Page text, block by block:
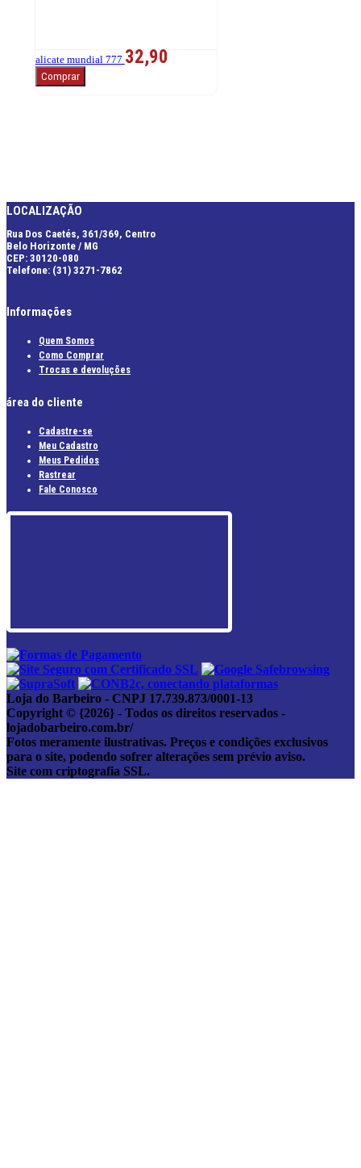
alicate mundial 777 32,90
Comprar
LOCALIZAÇÃO
Rua Dos Caetés, 361/369, Centro
Belo Horizonte / MG
CEP: 30120-080
Telefone: (31) 3271-7862
Informações
Quem Somos
Como Comprar
Trocas e devoluções
área do cliente
Cadastre-se
Meu Cadastro
Meus Pedidos
Rastrear
Fale Conosco
Loja do Barbeiro - CNPJ 17.739.873/0001-13
Copyright © {2026} - Todos os direitos reservados -
lojadobarbeiro.com.br/
Fotos meramente ilustrativas. Preços e condições exclusivos
para o site, podendo sofrer alterações sem prévio aviso.
Site com criptografia SSL.